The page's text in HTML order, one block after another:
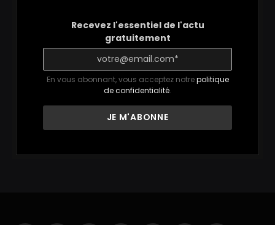
Recevez l'essentiel de l'actu
gratuitement
En vous abonnant, vous acceptez notrepolitique
de confidentialité.